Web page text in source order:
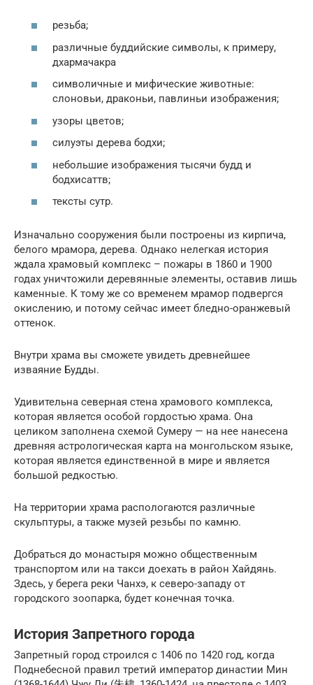
резьба;
различные буддийские символы, к примеру,
дхармачакра
символичные и мифические животные:
слоновьи, драконьи, павлиньи изображения;
узоры цветов;
силуэты дерева бодхи;
небольшие изображения тысячи будд и
бодхисаттв;
тексты сутр.
Изначально сооружения были построены из кирпича,
белого мрамора, дерева. Однако нелегкая история
ждала храмовый комплекс – пожары в 1860 и 1900
годах уничтожили деревянные элементы, оставив лишь
каменные. К тому же со временем мрамор подвергся
окислению, и потому сейчас имеет бледно-оранжевый
оттенок.
Внутри храма вы сможете увидеть древнейшее
изваяние Будды.
Удивительна северная стена храмового комплекса,
которая является особой гордостью храма. Она
целиком заполнена схемой Сумеру — на нее нанесена
древняя астрологическая карта на монгольском языке,
которая является единственной в мире и является
большой редкостью.
На территории храма распологаются различные
скульптуры, а также музей резьбы по камню.
Добраться до монастыря можно общественным
транспортом или на такси доехать в район Хайдянь.
Здесь, у берега реки Чанхэ, к северо-западу от
городского зоопарка, будет конечная точка.
История Запретного города
Запретный город строился с 1406 по 1420 год, когда
Поднебесной правил третий император династии Мин